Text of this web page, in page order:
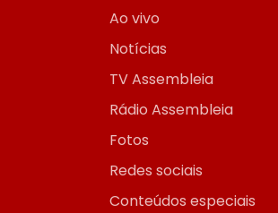
Ao vivo
Notícias
TV Assembleia
Rádio Assembleia
Fotos
Redes sociais
Conteúdos especiais